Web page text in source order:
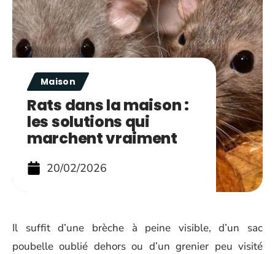
Maison
Rats dans la maison :
les solutions qui
marchent vraiment
20/02/2026
Il suffit d’une brèche à peine visible, d’un sac
poubelle oublié dehors ou d’un grenier peu visité